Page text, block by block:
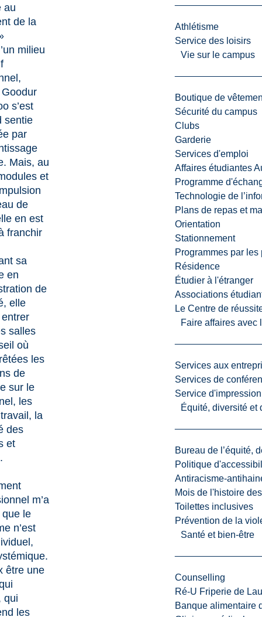
Athlétisme
Service des loisirs
Vie sur le campus
Boutique de
Sécurité du campus
Clubs
Garderie
Services d'emploi
Affaires étudiantes
Programme
Technologie de
Plans de repas et
Orientation
Stationnement
Programmes par les
Résidence
Étudier à l'étranger
Associations
Le Centre de
Faire affaires avec
Services aux
Services de
Service d'impression
Équité, diversité et
Bureau de l’équité,
Politique
Antiracisme-
Mois de l'histoire
Toilettes inclusives
Prévention de la
Santé et bien-être
Counselling
Ré-U Friperie de
Banque alimentaire
au
de la
milieu
s’est
sentie
par
Mais, au
et
de
en est
franchir
sa
en
de
elle
salles
où
les
de
sur le
les
la
des
et
m’a
le
n’est
être une
qui
les